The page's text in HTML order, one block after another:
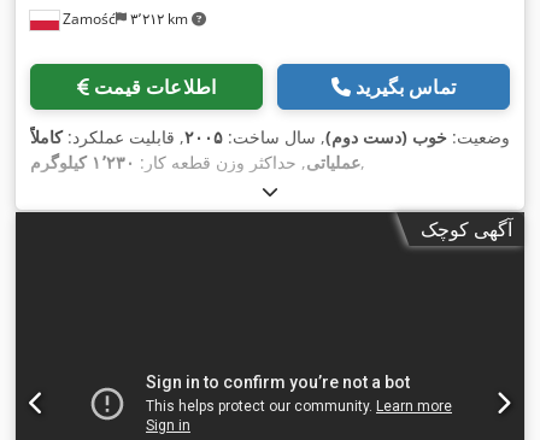
Zamość ۳٬۲۱۲ km
اطلاعات قیمت تماس بگیرید
وضعیت: خوب (دست دوم), سال ساخت: ۲۰۰۵, قابلیت عملکرد:کاملاً
عملیاتی, حداکثر وزن قطعه کار: ۱٬۲۳۰ کیلوگرم ,
آگهی کوچک